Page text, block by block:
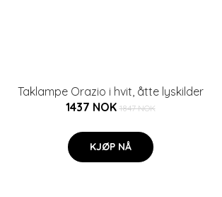
Taklampe Orazio i hvit, åtte lyskilder
1437 NOK 1847 NOK
KJØP NÅ